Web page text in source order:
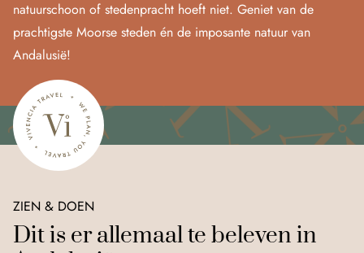
natuurschoon of stedenpracht hoeft niet. Geniet van de
prachtigste Moorse steden én de imposante natuur van
Andalusië!
ZIEN & DOEN
Dit is er allemaal te beleven in